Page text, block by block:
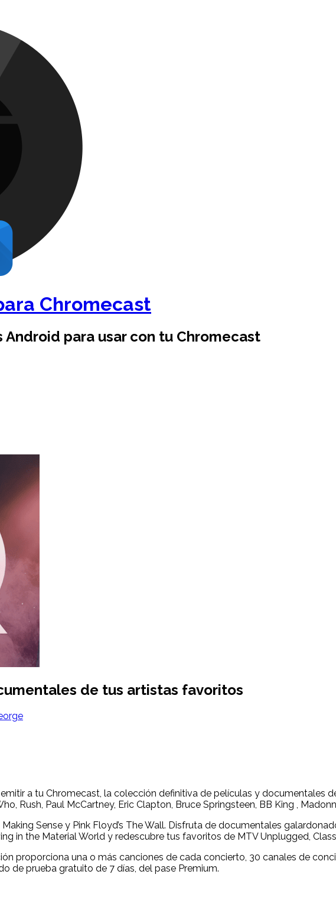
Chromecast
para usar con tu Chromecast
de tus artistas favoritos
a tu Chromecast, la colección definitiva de películas y documentales
Rush, Paul McCartney, Eric Clapton, Bruce Springsteen, BB King ,
Sense y Pink Floyd’s The Wall. Disfruta de documentales
in the Material World y redescubre tus favoritos de MTV Unplugged,
proporciona una o más canciones de cada concierto, 30 canales de
de prueba gratuito de 7 días, del pase Premium.